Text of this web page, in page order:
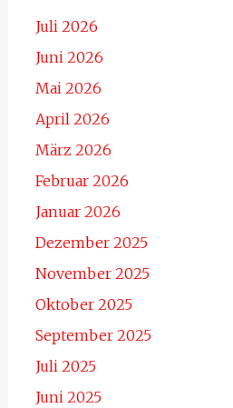
Juli 2026
Juni 2026
Mai 2026
April 2026
März 2026
Februar 2026
Januar 2026
Dezember 2025
November 2025
Oktober 2025
September 2025
Juli 2025
Juni 2025